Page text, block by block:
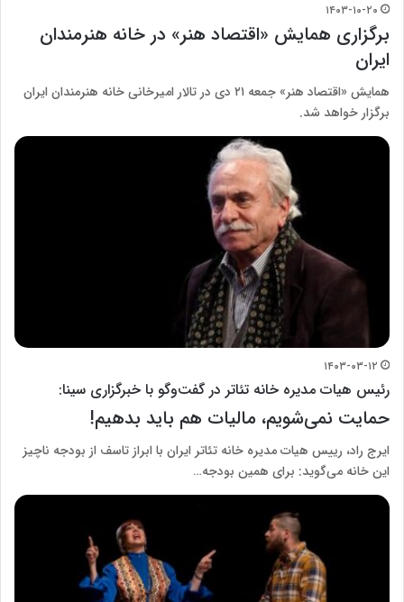
۱۴۰۳-۱۰-۲۰
برگزاری همایش «اقتصاد هنر» در خانه هنرمندان
ایران
همایش «اقتصاد هنر» جمعه ۲۱ دی در تالار امیرخانی خانه هنرمندان ایران
برگزار خواهد شد.
۱۴۰۳-۰۳-۱۲
رئیس هیات مدیره خانه تئاتر در گفت‌وگو با خبرگزاری سینا:
حمایت نمی‌شویم، مالیات هم باید بدهیم!
ایرج راد، رییس هیات مدیره خانه تئاتر ایران با ابراز تاسف از بودجه ناچیز
این خانه می‌گوید: برای همین بودجه…